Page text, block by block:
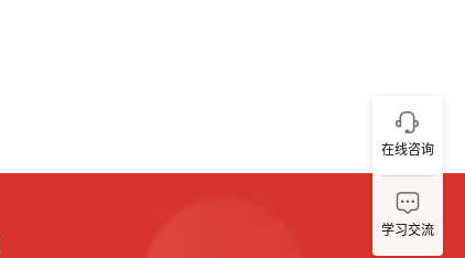
在线咨询
学习交流